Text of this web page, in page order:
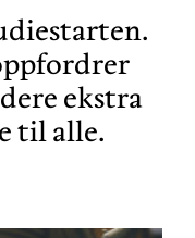
ekstra
til alle.